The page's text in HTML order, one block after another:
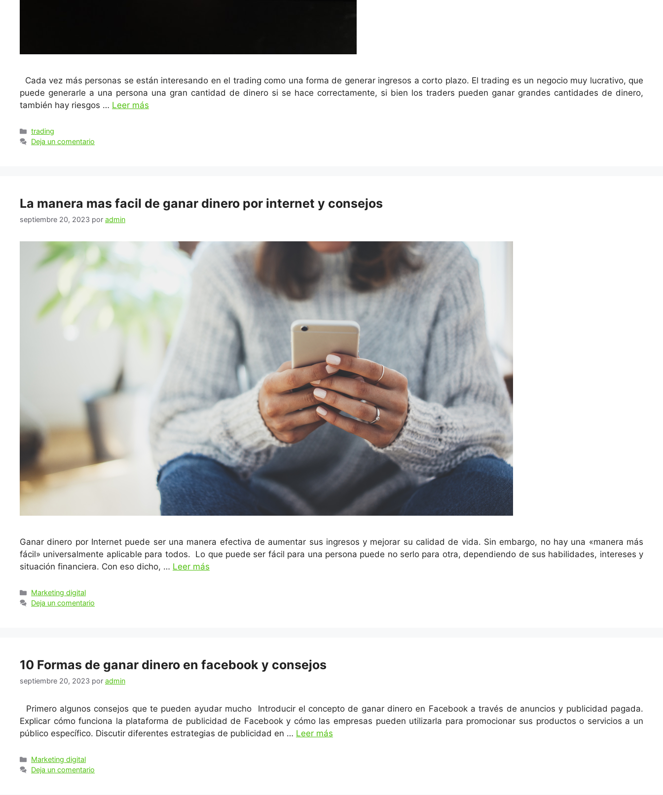
Cada vez más personas se están interesando en el trading como una forma de generar ingresos a corto plazo. El trading es un negocio muy lucrativo, que
puede generarle a una persona una gran cantidad de dinero si se hace correctamente, si bien los traders pueden ganar grandes cantidades de dinero,
también hay riesgos … Leer más
Categorías
trading
Deja un comentario
La manera mas facil de ganar dinero por internet y consejos
septiembre 20, 2023 por admin
Ganar dinero por Internet puede ser una manera efectiva de aumentar sus ingresos y mejorar su calidad de vida. Sin embargo, no hay una «manera más
fácil» universalmente aplicable para todos. Lo que puede ser fácil para una persona puede no serlo para otra, dependiendo de sus habilidades, intereses y
situación financiera. Con eso dicho, … Leer más
Categorías
Marketing digital
Deja un comentario
10 Formas de ganar dinero en facebook y consejos
septiembre 20, 2023 por admin
Primero algunos consejos que te pueden ayudar mucho Introducir el concepto de ganar dinero en Facebook a través de anuncios y publicidad pagada.
Explicar cómo funciona la plataforma de publicidad de Facebook y cómo las empresas pueden utilizarla para promocionar sus productos o servicios a un
público específico. Discutir diferentes estrategias de publicidad en … Leer más
Categorías
Marketing digital
Deja un comentario